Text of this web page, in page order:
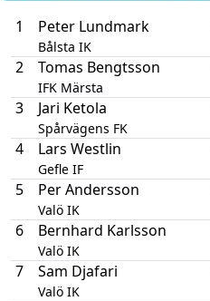
1 Peter Lundmark
Bålsta IK
2 Tomas Bengtsson
IFK Märsta
3 Jari Ketola
Spårvägens FK
4 Lars Westlin
Gefle IF
5 Per Andersson
Valö IK
6 Bernhard Karlsson
Valö IK
7 Sam Djafari
Valö IK